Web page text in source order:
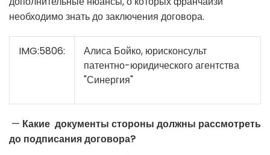
необходимо знать до заключения договора.
IMG:5806:
Алиса Бойко, юрисконсульт
патентно-юридического агентства
"Синергия"
— Какие документы стороны должны рассмотреть
до подписания договора?